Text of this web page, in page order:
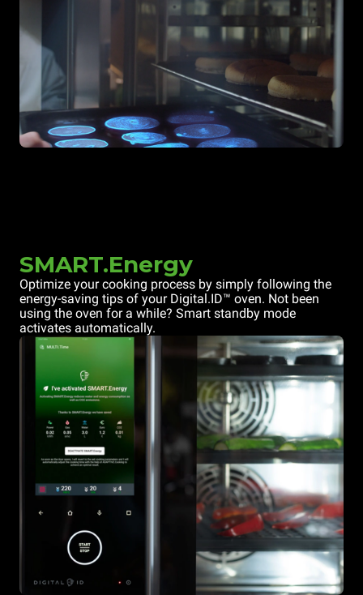
SMART.Energy
Optimize your cooking process by simply following the
energy-saving tips of your Digital.ID™ oven. Not been
using the oven for a while? Smart standby mode
activates automatically.